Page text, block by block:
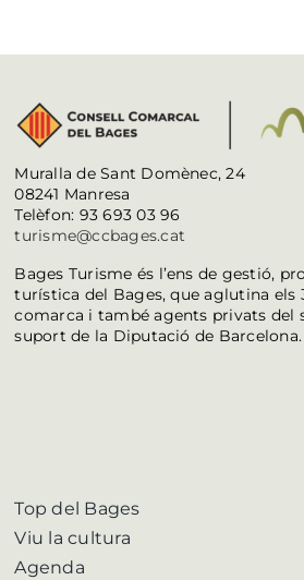
Muralla de Sant Domènec, 24
08241 Manresa
Telèfon: 93 693 03 96
turisme@ccbages.cat
Bages Turisme és l’ens de gestió,
turística del Bages, que aglutina els
comarca i també agents privats del
suport de la Diputació de Barcelona.
Top del Bages
Viu la cultura
Agenda